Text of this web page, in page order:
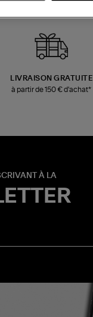
LIVRAISON GRATUITE
à partir de 150 € d'achat*
À LA